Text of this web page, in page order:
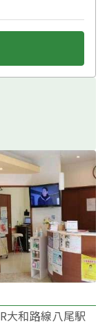
大和路線八尾駅